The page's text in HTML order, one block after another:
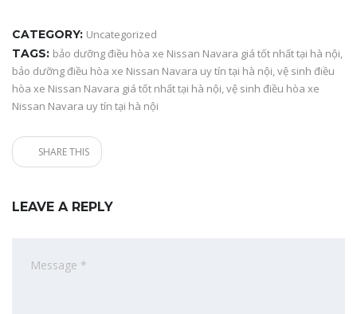
CATEGORY: Uncategorized
TAGS: bảo dưỡng điều hòa xe Nissan Navara giá tốt nhất tại hà nội,
bảo dưỡng điều hòa xe Nissan Navara uy tín tại hà nội,vệ sinh điều
hòa xe Nissan Navara giá tốt nhất tại hà nội,vệ sinh điều hòa xe
Nissan Navara uy tín tại hà nội
SHARE THIS
LEAVE A REPLY